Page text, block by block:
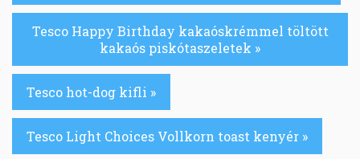
Tesco Happy Birthday kakaóskrémmel töltött
kakaós piskótaszeletek »
Tesco hot-dog kifli »
Tesco Light Choices Vollkorn toast kenyér »